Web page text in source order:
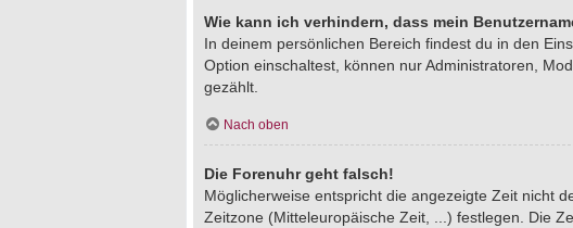
Wie kann ich verhindern, dass mein
In deinem persönlichen Bereich findest du in den
Option einschaltest, können nur Administratoren,
gezählt.
Nach oben
Die Forenuhr geht falsch!
Möglicherweise entspricht die angezeigte Zeit nicht
Zeitzone (Mitteleuropäische Zeit, ...) festlegen. Die